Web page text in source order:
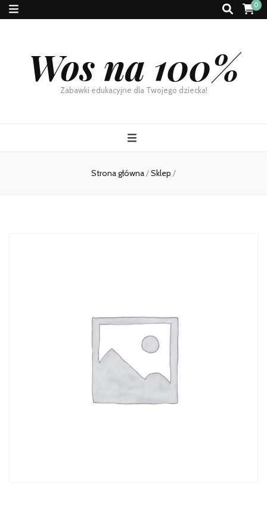
0
Wos na 100%
Zabawki edukacyjne dla Twojego dziecka!
Strona główna/Sklep /